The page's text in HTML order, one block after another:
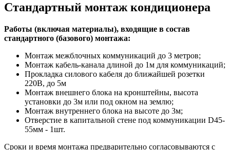
Стандартный монтаж кондиционера
Работы (включая материалы), входящие в состав
стандартного (базового) монтажа:
Монтаж межблочных коммуникаций до 3 метров;
Монтаж кабель-канала длиной до 1м для коммуникаций;
Прокладка силового кабеля до ближайшей розетки
220В, до 5м
Монтаж внешнего блока на кронштейны, высота
установки до 3м или под окном на землю;
Монтаж внутреннего блока на высоте до 3м;
Отверстие в капитальной стене под коммуникации D45-
55мм - 1шт.
Сроки и время монтажа предварительно согласовываются с